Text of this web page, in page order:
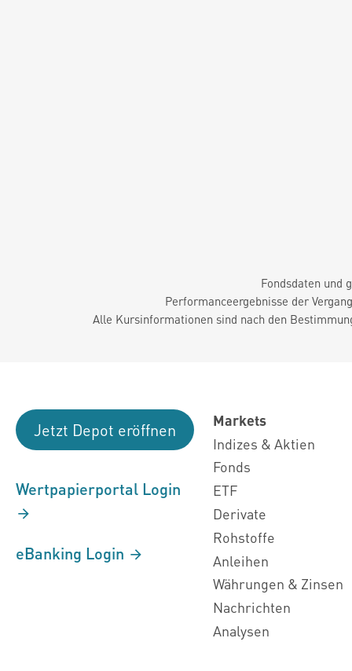
Fondsdaten und
Performanceergebnisse der
Alle Kursinformationen sind nach den
Jetzt Depot eröffnen
Wertpapierportal Login
eBanking Login
Markets
Indizes & Aktien
Fonds
ETF
Derivate
Rohstoffe
Anleihen
Währungen & Zinsen
Nachrichten
Analysen